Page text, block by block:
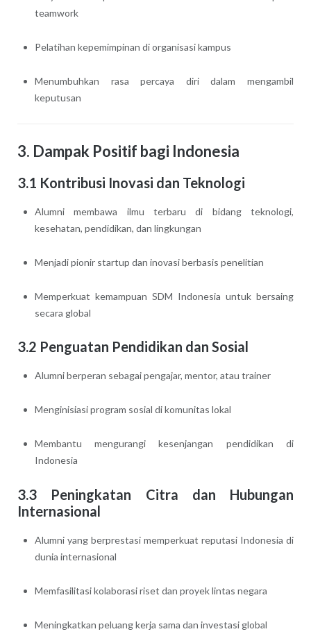
teamwork
Pelatihan kepemimpinan di organisasi kampus
Menumbuhkan rasa percaya diri dalam mengambil
keputusan
3. Dampak Positif bagi Indonesia
3.1 Kontribusi Inovasi dan Teknologi
Alumni membawa ilmu terbaru di bidang teknologi,
kesehatan, pendidikan, dan lingkungan
Menjadi pionir startup dan inovasi berbasis penelitian
Memperkuat kemampuan SDM Indonesia untuk bersaing
secara global
3.2 Penguatan Pendidikan dan Sosial
Alumni berperan sebagai pengajar, mentor, atau trainer
Menginisiasi program sosial di komunitas lokal
Membantu mengurangi kesenjangan pendidikan di
Indonesia
3.3 Peningkatan Citra dan Hubungan
Internasional
Alumni yang berprestasi memperkuat reputasi Indonesia di
dunia internasional
Memfasilitasi kolaborasi riset dan proyek lintas negara
Meningkatkan peluang kerja sama dan investasi global